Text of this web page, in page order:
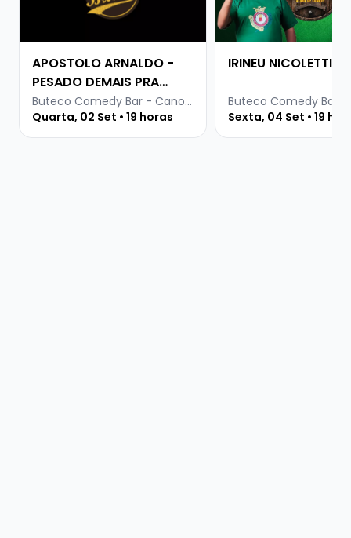
APOSTOLO ARNALDO -
PESADO DEMAIS PRA
INTERNET
Buteco Comedy Bar - Canoas
Quarta, 02 Set • 19 horas
IRINEU NICOLETTI
Sexta, 04 Set • 19